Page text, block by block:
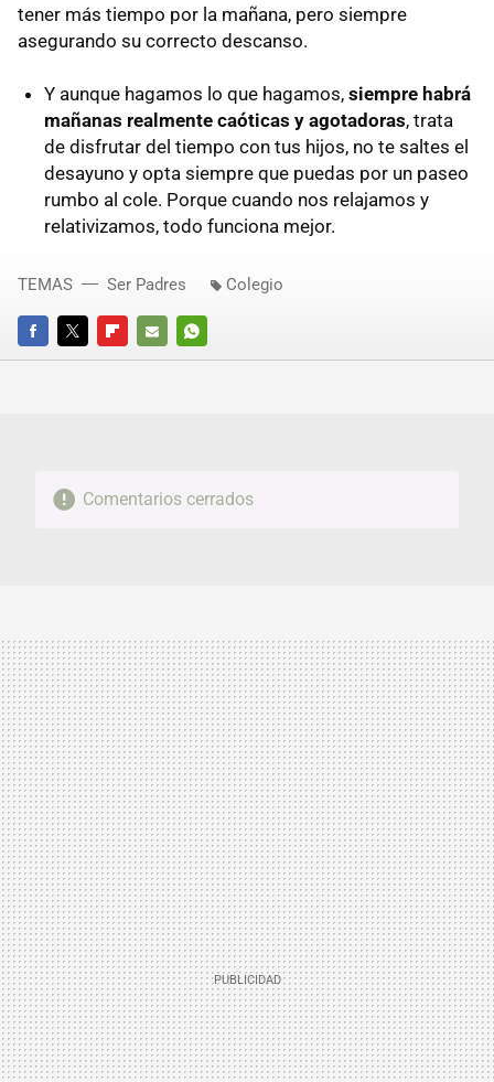
tener más tiempo por la mañana, pero siempre
asegurando su correcto descanso.
Y aunque hagamos lo que hagamos, siempre habrá
mañanas realmente caóticas y agotadoras, trata
de disfrutar del tiempo con tus hijos, no te saltes el
desayuno y opta siempre que puedas por un paseo
rumbo al cole. Porque cuando nos relajamos y
relativizamos, todo funciona mejor.
FACEBOOKTWITTERFLIPBOARD
E-
WHATSAPP
TEMAS Ser Padres Colegio
Comentarios cerrados